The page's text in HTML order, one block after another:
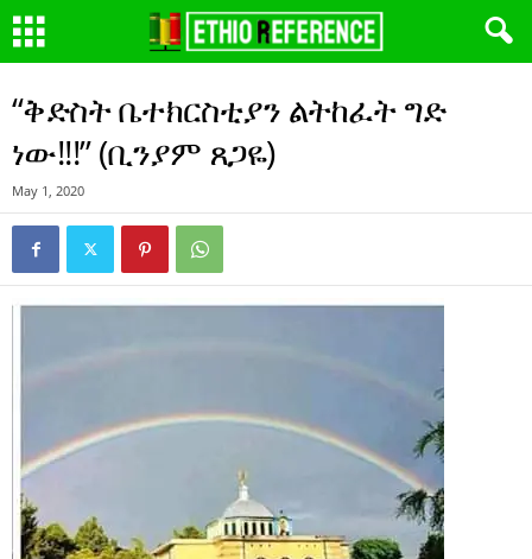
“ቅድስት ቤተክርስቲያን ልትከፈት ግድ
ነው!!!” (ቢንያም ጸጋዬ)
May 1, 2020